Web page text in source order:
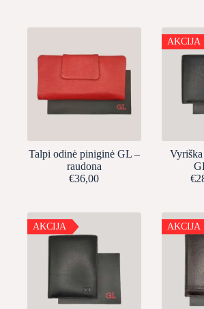
Talpi odinė piniginė GL –
raudona
€36,00
AKCIJA
€
AKCIJA AKCIJA